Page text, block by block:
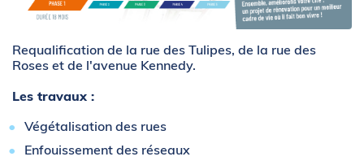
Zoom sur l'image
Requalification de la rue des Tulipes, de la rue des
Roses et de l'avenue Kennedy.
Les travaux :
Végétalisation des rues
Enfouissement des réseaux